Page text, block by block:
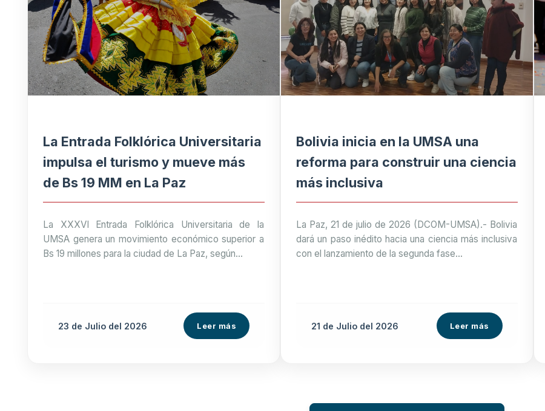
La Entrada Folklórica Universitaria
impulsa el turismo y mueve más
de Bs 19 MM en La Paz
La XXXVI Entrada Folklórica Universitaria de la
UMSA genera un movimiento económico superior a
Bs 19 millones para la ciudad de La Paz, según...
23 de Julio del 2026 Leer más
Bolivia inicia en la UMSA una
reforma para construir una ciencia
más inclusiva
La Paz, 21 de julio de 2026 (DCOM-UMSA).- Bolivia
dará un paso inédito hacia una ciencia más inclusiva
con el lanzamiento de la segunda fase...
21 de Julio del 2026 Leer más